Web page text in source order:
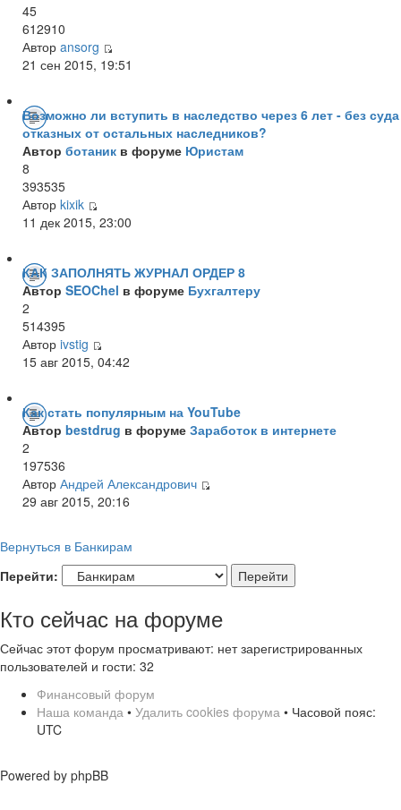
45
612910
Автор ansorg
21 сен 2015, 19:51
Возможно ли вступить в наследство через 6 лет - без
отказных от остальных наследников?
Автор ботаник в форуме Юристам
8
393535
Автор kixik
11 дек 2015, 23:00
КАК ЗАПОЛНЯТЬ ЖУРНАЛ ОРДЕР 8
Автор SEOChel в форуме Бухгалтеру
2
514395
Автор ivstig
15 авг 2015, 04:42
Как стать популярным на YouTube
Автор bestdrug в форуме Заработок в интернете
2
197536
Автор Андрей Александрович
29 авг 2015, 20:16
Вернуться в Банкирам
Перейти:
Кто сейчас на форуме
Сейчас этот форум просматривают: нет зарегистрированных
пользователей и гости: 32
Финансовый форум
Наша команда • Удалить cookies форума • Часовой пояс:
UTC
Powered by phpBB